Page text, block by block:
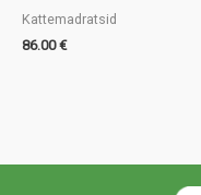
Kattemadratsid
86.00€